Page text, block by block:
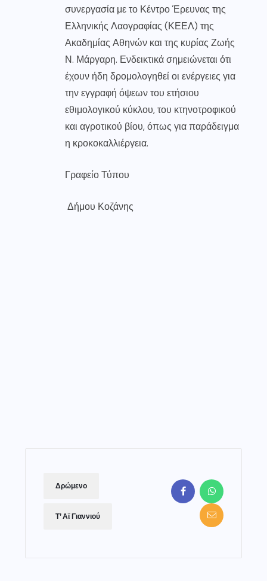
συνεργασία με το Κέντρο Έρευνας της
Ελληνικής Λαογραφίας (ΚΕΕΛ) της
Ακαδημίας Αθηνών και της κυρίας Ζωής
Ν. Μάργαρη. Ενδεικτικά σημειώνεται ότι
έχουν ήδη δρομολογηθεί οι ενέργειες για
την εγγραφή όψεων του ετήσιου
εθιμολογικού κύκλου, του κτηνοτροφικού
και αγροτικού βίου, όπως για παράδειγμα
η κροκοκαλλιέργεια.
Γραφείο Τύπου
Δήμου Κοζάνης
Δρώμενο
Τ’ Αϊ Γιαννιού